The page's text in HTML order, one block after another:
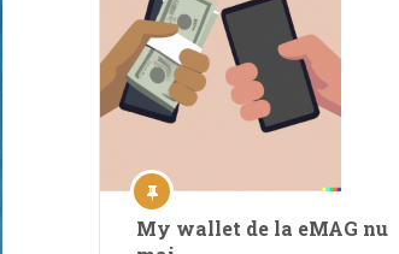
My wallet de la eMAG nu